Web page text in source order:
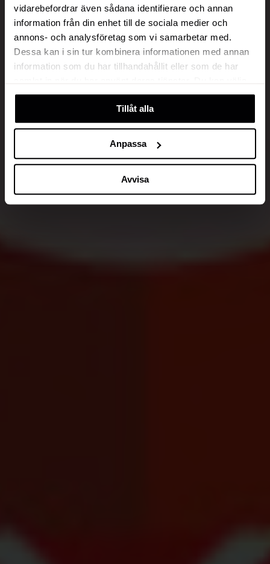
vidarebefordrar även sådana identifierare och annan
information från din enhet till de sociala medier och
annons- och analysföretag som vi samarbetar med.
Dessa kan i sin tur kombinera informationen med annan
information som du har tillhandahållit eller som de har
att klicka på “information” för att välja och justera vilka
cookies som ska sättas. Läs vår
cookies, deras funktion, varför vi använder dem och hur
Tillåt alla
Anpassa
Avvisa